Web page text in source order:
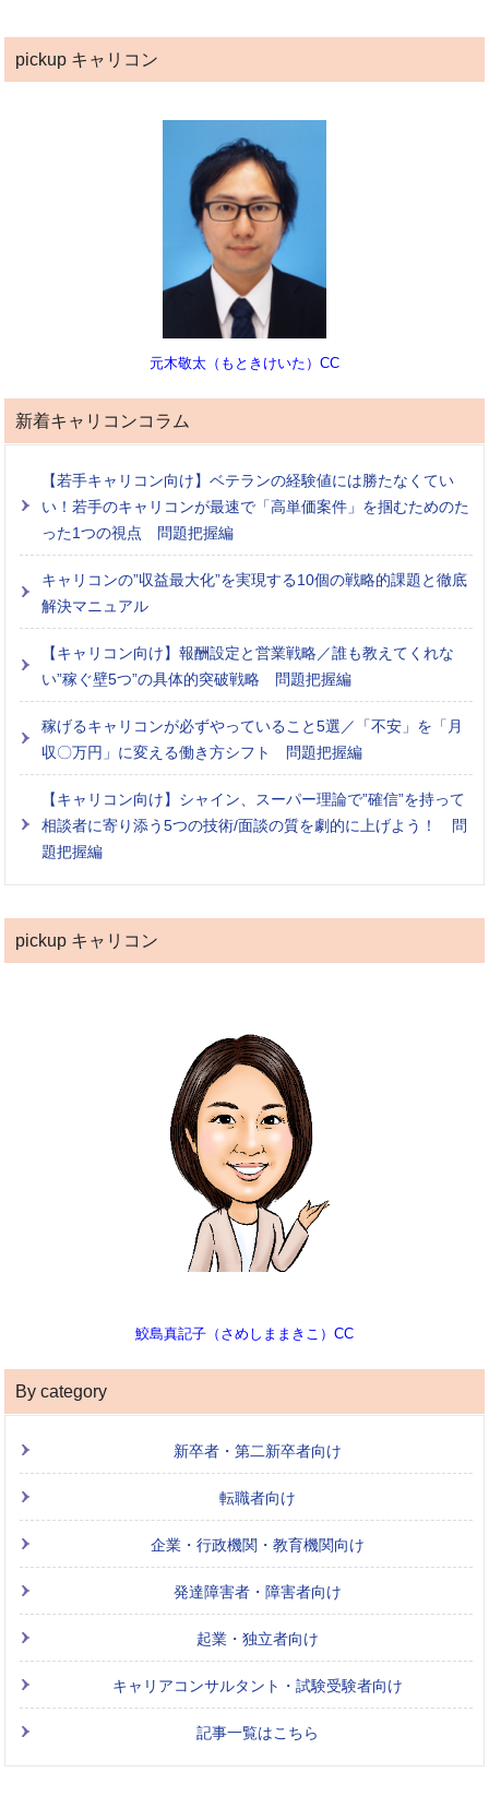
pickup キャリコン
元木敬太（もときけいた）CC
新着キャリコンコラム
【若手キャリコン向け】ベテランの経験値には勝たなくてい
い！若手のキャリコンが最速で「高単価案件」を掴むためのた
った1つの視点 問題把握編
キャリコンの”収益最大化”を実現する10個の戦略的課題と徹底
解決マニュアル
【キャリコン向け】報酬設定と営業戦略／誰も教えてくれな
い”稼ぐ壁5つ”の具体的突破戦略 問題把握編
稼げるキャリコンが必ずやっていること5選／「不安」を「月
収〇万円」に変える働き方シフト 問題把握編
【キャリコン向け】シャイン、スーパー理論で”確信”を持って
相談者に寄り添う5つの技術/面談の質を劇的に上げよう！ 問
題把握編
pickup キャリコン
鮫島真記子（さめしままきこ）CC
By category
新卒者・第二新卒者向け
転職者向け
企業・行政機関・教育機関向け
発達障害者・障害者向け
起業・独立者向け
キャリアコンサルタント・試験受験者向け
記事一覧はこちら